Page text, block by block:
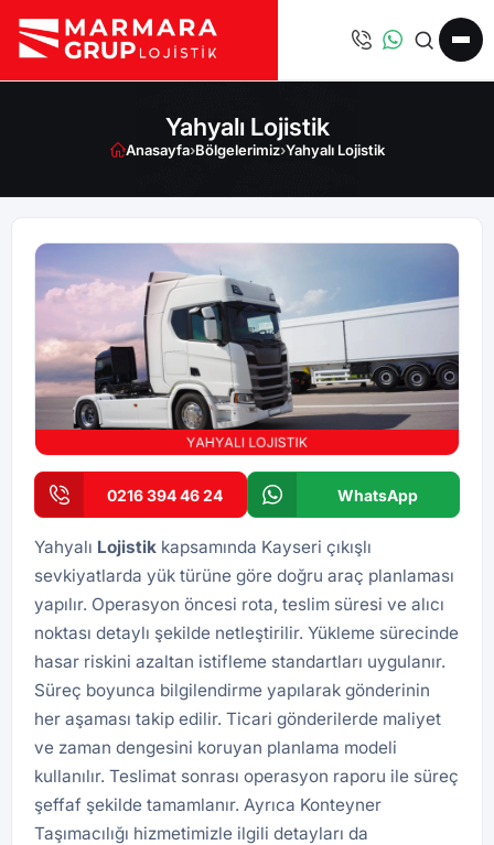
Yahyalı Lojistik
Anasayfa›Bölgelerimiz›Yahyalı Lojistik
0216 394 46 24 WhatsApp
Yahyalı Lojistik kapsamında Kayseri çıkışlı
sevkiyatlarda yük türüne göre doğru araç planlaması
yapılır. Operasyon öncesi rota, teslim süresi ve alıcı
noktası detaylı şekilde netleştirilir. Yükleme sürecinde
hasar riskini azaltan istifleme standartları uygulanır.
Süreç boyunca bilgilendirme yapılarak gönderinin
her aşaması takip edilir. Ticari gönderilerde maliyet
ve zaman dengesini koruyan planlama modeli
kullanılır. Teslimat sonrası operasyon raporu ile süreç
şeffaf şekilde tamamlanır. Ayrıca Konteyner
Taşımacılığı hizmetimizle ilgili detayları da